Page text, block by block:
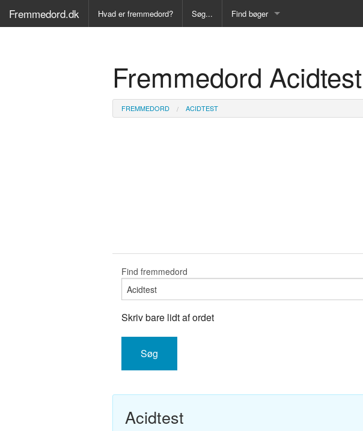
Fremmedord.dk Hvad er fremmedord? Søg... Find bøger
Ordbog over det danske sprog
Fremmedsprog
Engelsk-Dansk ordbog
Fransk-Dansk ordbog
Fremmedord Acidtest
FREMMEDORD ACIDTEST
Find fremmedord
Skriv bare lidt af ordet
Acidtest